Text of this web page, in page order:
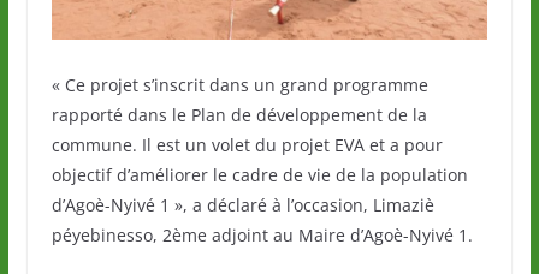
« Ce projet s’inscrit dans un grand programme
rapporté dans le Plan de développement de la
commune. Il est un volet du projet EVA et a pour
objectif d’améliorer le cadre de vie de la population
d’Agoè-Nyivé 1 », a déclaré à l’occasion, Limaziè
péyebinesso, 2ème adjoint au Maire d’Agoè-Nyivé 1.